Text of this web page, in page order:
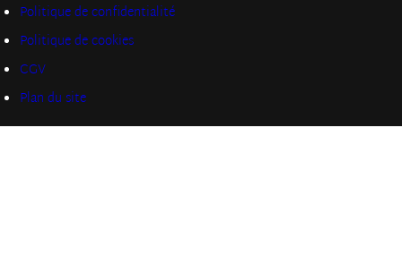
Politique de confidentialité
Politique de cookies
CGV
Plan du site